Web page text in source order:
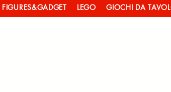
FIGURES&GADGET LEGO GIOCHI DA